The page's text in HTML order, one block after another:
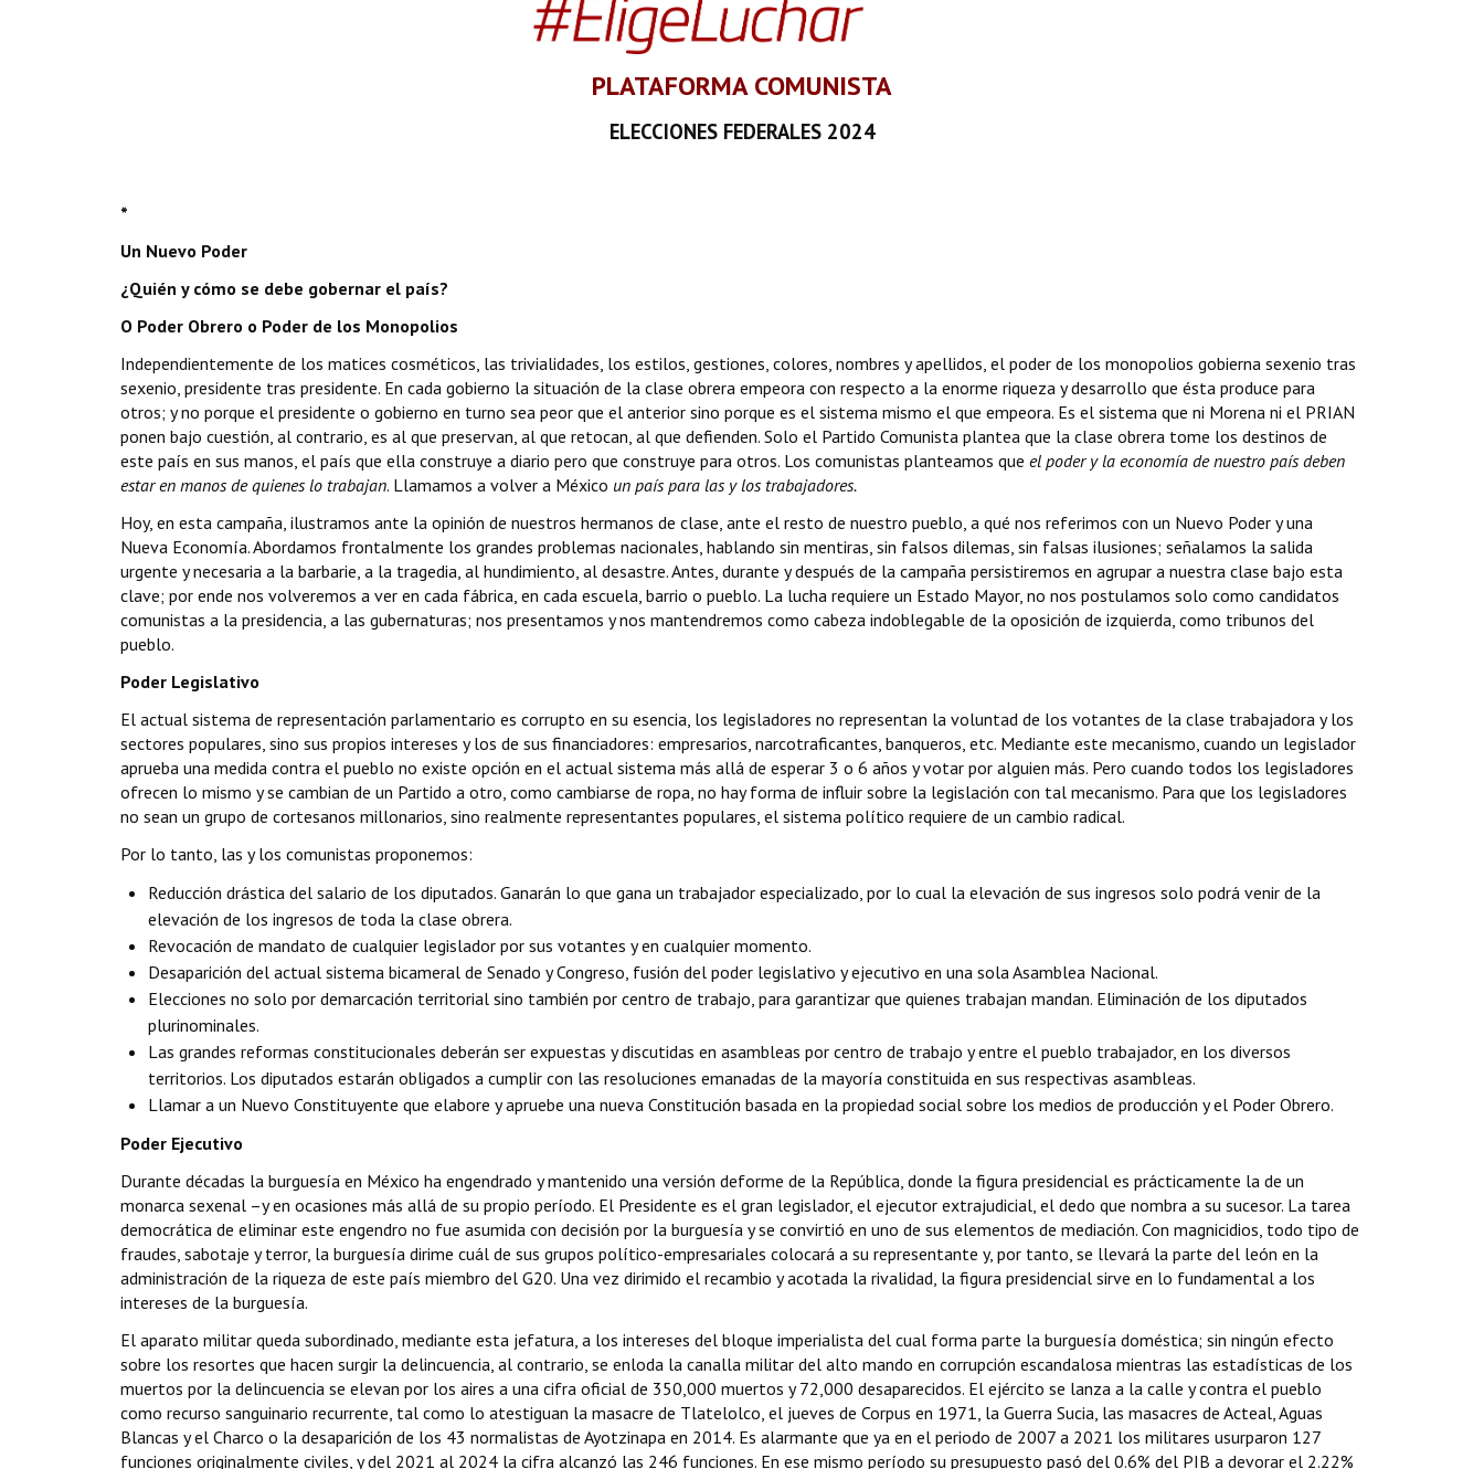
PLATAFORMA COMUNISTA
ELECCIONES FEDERALES 2024
*
Un Nuevo Poder
¿Quién y cómo se debe gobernar el país?
O Poder Obrero o Poder de los Monopolios
Independientemente de los matices cosméticos, las trivialidades, los estilos, gestiones, colores, nombres y apellidos, el poder de los monopolios gobierna sexenio tras
sexenio, presidente tras presidente. En cada gobierno la situación de la clase obrera empeora con respecto a la enorme riqueza y desarrollo que ésta produce para
otros; y no porque el presidente o gobierno en turno sea peor que el anterior sino porque es el sistema mismo el que empeora. Es el sistema que ni Morena ni el PRIAN
ponen bajo cuestión, al contrario, es al que preservan, al que retocan, al que defienden. Solo el Partido Comunista plantea que la clase obrera tome los destinos de
este país en sus manos, el país que ella construye a diario pero que construye para otros. Los comunistas planteamos que el poder y la economía de nuestro país deben
estar en manos de quienes lo trabajan. Llamamos a volver a México un país para las y los trabajadores.
Hoy, en esta campaña, ilustramos ante la opinión de nuestros hermanos de clase, ante el resto de nuestro pueblo, a qué nos referimos con un Nuevo Poder y una
Nueva Economía. Abordamos frontalmente los grandes problemas nacionales, hablando sin mentiras, sin falsos dilemas, sin falsas ilusiones; señalamos la salida
urgente y necesaria a la barbarie, a la tragedia, al hundimiento, al desastre. Antes, durante y después de la campaña persistiremos en agrupar a nuestra clase bajo esta
clave; por ende nos volveremos a ver en cada fábrica, en cada escuela, barrio o pueblo. La lucha requiere un Estado Mayor, no nos postulamos solo como candidatos
comunistas a la presidencia, a las gubernaturas; nos presentamos y nos mantendremos como cabeza indoblegable de la oposición de izquierda, como tribunos del
pueblo.
Poder Legislativo
El actual sistema de representación parlamentario es corrupto en su esencia, los legisladores no representan la voluntad de los votantes de la clase trabajadora y los
sectores populares, sino sus propios intereses y los de sus financiadores: empresarios, narcotraficantes, banqueros, etc. Mediante este mecanismo, cuando un legislador
aprueba una medida contra el pueblo no existe opción en el actual sistema más allá de esperar 3 o 6 años y votar por alguien más. Pero cuando todos los legisladores
ofrecen lo mismo y se cambian de un Partido a otro, como cambiarse de ropa, no hay forma de influir sobre la legislación con tal mecanismo. Para que los legisladores
no sean un grupo de cortesanos millonarios, sino realmente representantes populares, el sistema político requiere de un cambio radical.
Por lo tanto, las y los comunistas proponemos:
Reducción drástica del salario de los diputados. Ganarán lo que gana un trabajador especializado, por lo cual la elevación de sus ingresos solo podrá venir de la
elevación de los ingresos de toda la clase obrera.
Revocación de mandato de cualquier legislador por sus votantes y en cualquier momento.
Desaparición del actual sistema bicameral de Senado y Congreso, fusión del poder legislativo y ejecutivo en una sola Asamblea Nacional.
Elecciones no solo por demarcación territorial sino también por centro de trabajo, para garantizar que quienes trabajan mandan. Eliminación de los diputados
plurinominales.
Las grandes reformas constitucionales deberán ser expuestas y discutidas en asambleas por centro de trabajo y entre el pueblo trabajador, en los diversos
territorios. Los diputados estarán obligados a cumplir con las resoluciones emanadas de la mayoría constituida en sus respectivas asambleas.
Llamar a un Nuevo Constituyente que elabore y apruebe una nueva Constitución basada en la propiedad social sobre los medios de producción y el Poder Obrero.
Poder Ejecutivo
Durante décadas la burguesía en México ha engendrado y mantenido una versión deforme de la República, donde la figura presidencial es prácticamente la de un
monarca sexenal –y en ocasiones más allá de su propio período. El Presidente es el gran legislador, el ejecutor extrajudicial, el dedo que nombra a su sucesor. La tarea
democrática de eliminar este engendro no fue asumida con decisión por la burguesía y se convirtió en uno de sus elementos de mediación. Con magnicidios, todo tipo de
fraudes, sabotaje y terror, la burguesía dirime cuál de sus grupos político-empresariales colocará a su representante y, por tanto, se llevará la parte del león en la
administración de la riqueza de este país miembro del G20. Una vez dirimido el recambio y acotada la rivalidad, la figura presidencial sirve en lo fundamental a los
intereses de la burguesía.
El aparato militar queda subordinado, mediante esta jefatura, a los intereses del bloque imperialista del cual forma parte la burguesía doméstica; sin ningún efecto
sobre los resortes que hacen surgir la delincuencia, al contrario, se enloda la canalla militar del alto mando en corrupción escandalosa mientras las estadísticas de los
muertos por la delincuencia se elevan por los aires a una cifra oficial de 350,000 muertos y 72,000 desaparecidos. El ejército se lanza a la calle y contra el pueblo
como recurso sanguinario recurrente, tal como lo atestiguan la masacre de Tlatelolco, el jueves de Corpus en 1971, la Guerra Sucia, las masacres de Acteal, Aguas
Blancas y el Charco o la desaparición de los 43 normalistas de Ayotzinapa en 2014. Es alarmante que ya en el periodo de 2007 a 2021 los militares usurparon 127
funciones originalmente civiles, y del 2021 al 2024 la cifra alcanzó las 246 funciones. En ese mismo período su presupuesto pasó del 0.6% del PIB a devorar el 2.22%